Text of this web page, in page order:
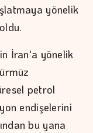
yönelik
İran'a yönelik
petrol
endişelerini
bu yana